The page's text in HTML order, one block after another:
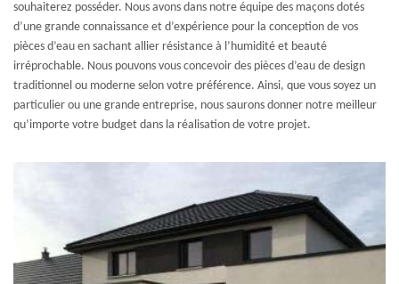
souhaiterez posséder. Nous avons dans notre équipe des maçons dotés
d’une grande connaissance et d’expérience pour la conception de vos
pièces d’eau en sachant allier résistance à l’humidité et beauté
irréprochable. Nous pouvons vous concevoir des pièces d’eau de design
traditionnel ou moderne selon votre préférence. Ainsi, que vous soyez un
particulier ou une grande entreprise, nous saurons donner notre meilleur
qu’importe votre budget dans la réalisation de votre projet.